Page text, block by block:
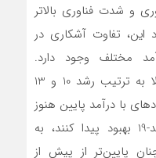
و شدت فناوری بالاتر
این، تفاوت آشکاری در
مختلف وجود دارد.
اقتصادهای با درآمد متوسط و بالا به ترتیب رشد 10 و 13
با درآمد پایین هنوز
نتوانسته‌‌‌اند از اثرات بحران کووید-19 بهبود پیدا کنند، به
پایین‌‌‌تر از پیش از